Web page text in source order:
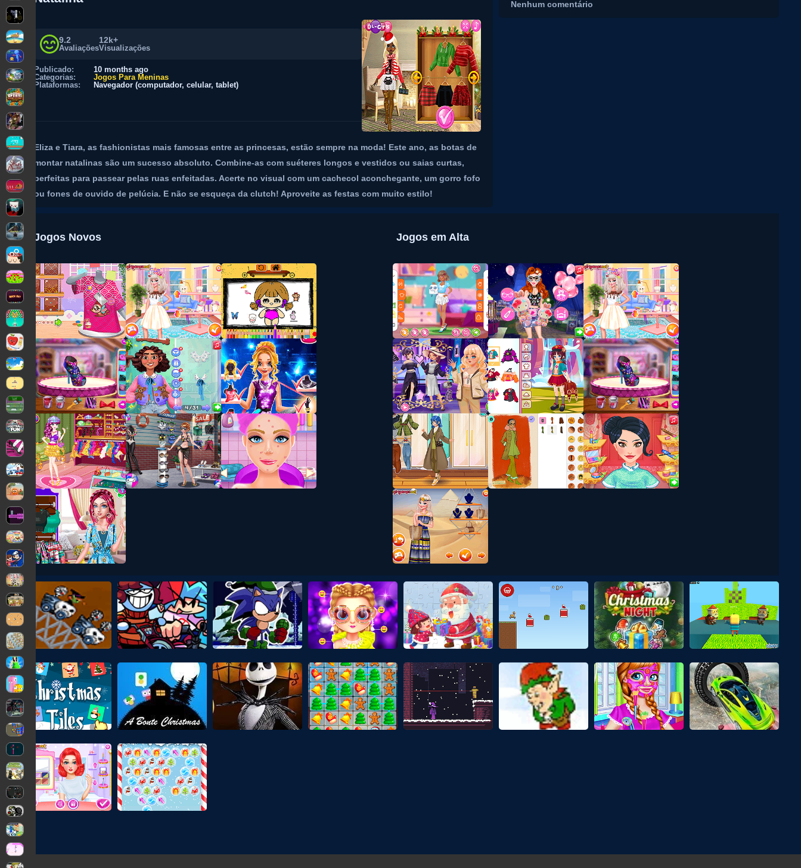
9.2
Avaliações
12k+
Visualizações
Publicado:
10 months ago
Categorias:
Jogos Para Meninas
Plataformas:
Navegador (computador, celular, tablet)
Eliza e Tiara, as fashionistas mais famosas entre as princesas, estão sempre na moda! Este ano, as botas de
montar natalinas são um sucesso absoluto. Combine-as com suéteres longos e vestidos ou saias curtas,
perfeitas para passear pelas ruas enfeitadas. Acerte no visual com um cachecol aconchegante, um gorro fofo
ou fones de ouvido de pelúcia. E não se esqueça da clutch! Aproveite as festas com muito estilo!
Nenhum comentário
Jogos Novos Jogos em Alta